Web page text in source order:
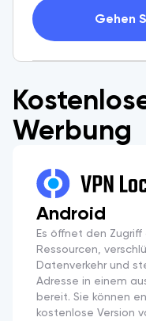
Gehen
Werbung
Android
Es öffnet den
Ressourcen,
Datenverkehr und
Adresse in einem
bereit. Sie können
kostenlose Version